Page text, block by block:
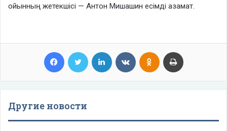
ойынның жетекшісі — Антон Мишашин есімді азамат.
Facebook Twitter LinkedIn VKontakteOdnoklassniki
Другие новости